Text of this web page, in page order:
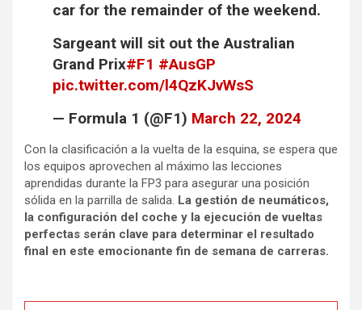
car for the remainder of the weekend.
Sargeant will sit out the Australian
Grand Prix#F1 #AusGP
pic.twitter.com/l4QzKJvWsS
— Formula 1 (@F1) March 22, 2024
Con la clasificación a la vuelta de la esquina, se espera que
los equipos aprovechen al máximo las lecciones
aprendidas durante la FP3 para asegurar una posición
sólida en la parrilla de salida. La gestión de neumáticos,
la configuración del coche y la ejecución de vueltas
perfectas serán clave para determinar el resultado
final en este emocionante fin de semana de carreras.